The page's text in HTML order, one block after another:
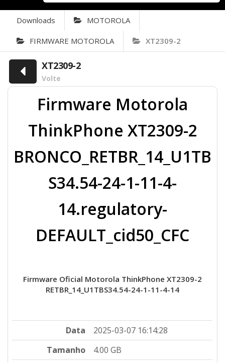
Downloads MOTOROLA
FIRMWARE MOTOROLA XT2309-2
XT2309-2
Volte
Firmware Motorola
ThinkPhone XT2309-2
BRONCO_RETBR_14_U1TB
S34.54-24-1-11-4-
14.regulatory-
DEFAULT_cid50_CFC
Firmware Oficial Motorola ThinkPhone XT2309-2
RETBR_14_U1TBS34.54-24-1-11-4-14
Data
2025-03-07 16:14:28
Tamanho
4.00 GB